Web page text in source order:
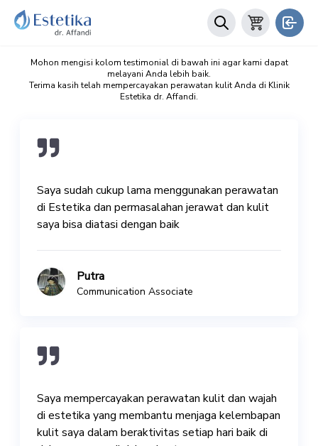
Mohon mengisi kolom testimonial di bawah ini agar kami dapat
melayani Anda lebih baik.
Terima kasih telah mempercayakan perawatan kulit Anda di Klinik
Estetika dr. Affandi.
Saya sudah cukup lama menggunakan perawatan
di Estetika dan permasalahan jerawat dan kulit
saya bisa diatasi dengan baik
Putra
Communication Associate
Saya mempercayakan perawatan kulit dan wajah
di estetika yang membantu menjaga kelembapan
kulit saya dalam beraktivitas setiap hari baik di